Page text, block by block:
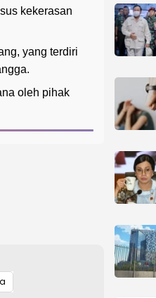
kekerasan
yang terdiri
oleh pihak